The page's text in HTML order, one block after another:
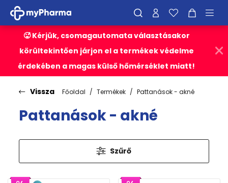
🥵 Kérjük, csomagautomata választásakor
körültekintően járjon el a termékek védelme
érdekében a magas külső hőmérséklet miatt!
Vissza Főoldal Termékek Pattanások - akné
Pattanások - akné
Szűrő